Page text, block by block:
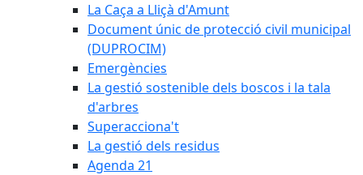
La Caça a Lliçà d'Amunt
Document únic de protecció civil municipal
(DUPROCIM)
Emergències
La gestió sostenible dels boscos i la tala
d'arbres
Superacciona't
La gestió dels residus
Agenda 21